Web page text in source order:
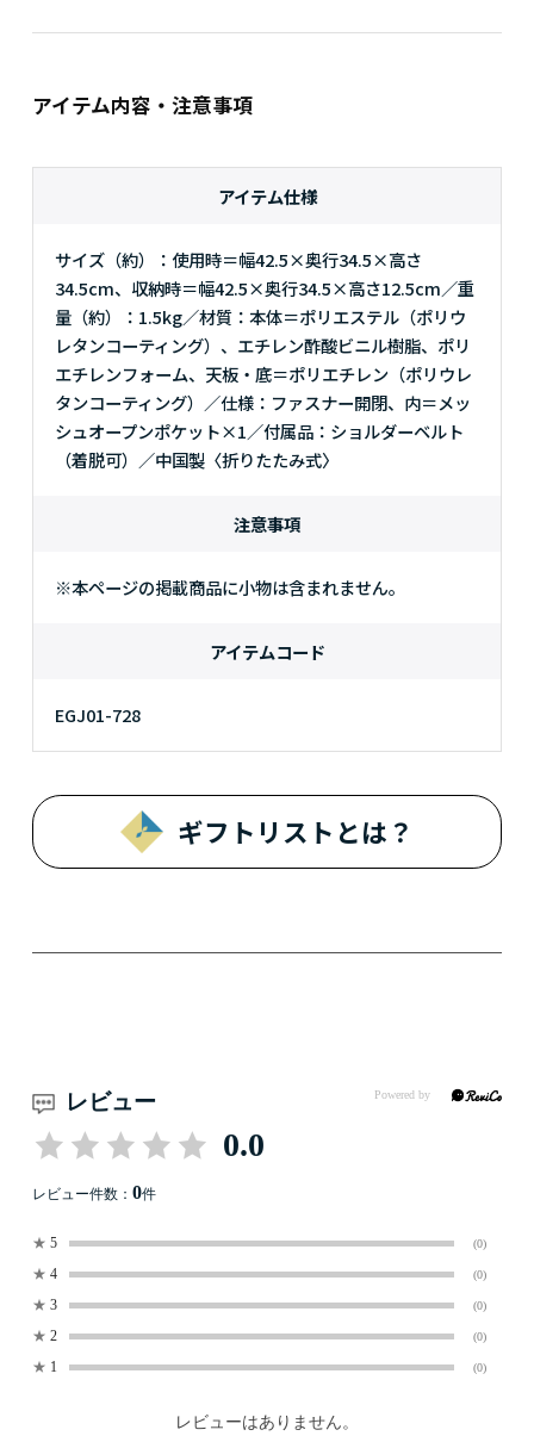
アイテム内容・注意事項
アイテム仕様
サイズ（約）：使用時＝幅42.5×奥行34.5×高さ
34.5cm、収納時＝幅42.5×奥行34.5×高さ12.5cm／重
量（約）：1.5kg／材質：本体＝ポリエステル（ポリウ
レタンコーティング）、エチレン酢酸ビニル樹脂、ポリ
エチレンフォーム、天板・底＝ポリエチレン（ポリウレ
タンコーティング）／仕様：ファスナー開閉、内＝メッ
シュオープンポケット×1／付属品：ショルダーベルト
（着脱可）／中国製〈折りたたみ式〉
注意事項
※本ページの掲載商品に小物は含まれません。
アイテムコード
EGJ01-728
ギフトリストとは？
レビュー
0.0
レビュー件数： 0件
★ 5 (0)
★ 4 (0)
★ 3 (0)
★ 2 (0)
★ 1 (0)
レビューはありません。